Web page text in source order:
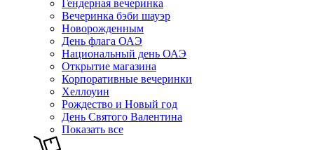
Гендерная вечеринка
Вечеринка бэби шауэр
Новорожденным
День флага ОАЭ
Национальный день ОАЭ
Открытие магазина
Корпоративные вечеринки
Хеллоуин
Рождество и Новый год
День Святого Валентина
Показать все